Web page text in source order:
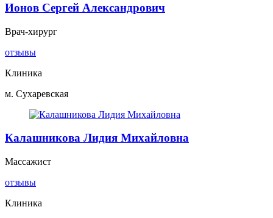
Ионов Сергей Александрович
Врач-хирург
отзывы
Клиника
м. Сухаревская
Калашникова Лидия Михайловна
Массажист
отзывы
Клиника